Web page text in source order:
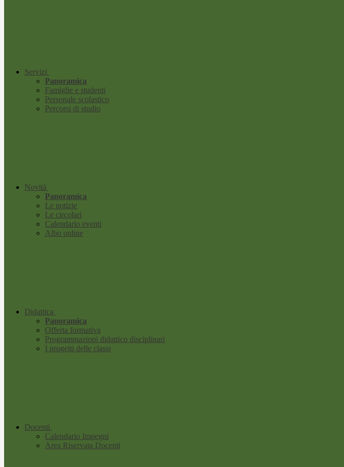
Servizi
Panoramica
Famiglie e studenti
Personale scolastico
Percorsi di studio
Novità
Panoramica
Le notizie
Le circolari
Calendario eventi
Albo online
Didattica
Panoramica
Offerta formativa
Programmazioni didattico disciplinari
I progetti delle classi
Docenti
Calendario Impegni
Area Riservata Docenti